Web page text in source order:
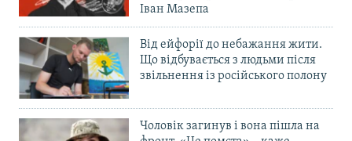
Іван Мазепа
Від ейфорії до небажання жити.
Що відбувається з людьми після
звільнення із російського полону
Чоловік загинув і вона пішла на